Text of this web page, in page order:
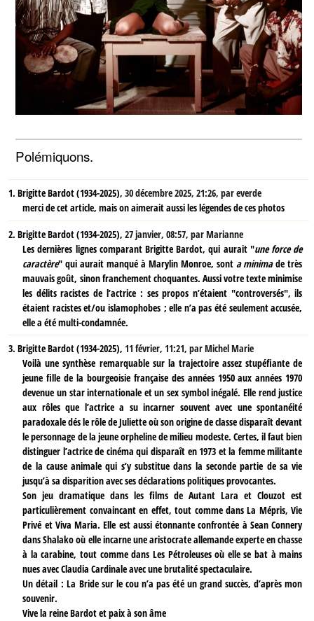
Polémiquons.
1. Brigitte Bardot (1934-2025),30 décembre 2025, 21:26,pareverde
merci de cet article, mais on aimerait aussi les légendes de ces photos
2. Brigitte Bardot (1934-2025),27 janvier, 08:57,parMarianne
Les dernières lignes comparant Brigitte Bardot, qui aurait "une force de
caractère" qui aurait manqué à Marylin Monroe, sont a minimade très
mauvais goût, sinon franchement choquantes. Aussi votre texte minimise
les délits racistes de l’actrice : ses propos n’étaient "controversés", ils
étaient racistes et/ou islamophobes ; elle n’a pas été seulement accusée,
elle a été multi-condamnée.
3. Brigitte Bardot (1934-2025),11 février, 11:21,parMichel Marie
Voilà une synthèse remarquable sur la trajectoire assez stupéfiante de
jeune fille de la bourgeoisie française des années 1950 aux années 1970
devenue un star internationale et un sex symbol inégalé. Elle rend justice
aux rôles que l’actrice a su incarner souvent avec une spontanéité
paradoxale dés le rôle de Juliette où son origine de classe disparaît devant
le personnage de la jeune orpheline de milieu modeste. Certes, il faut bien
distinguer l’actrice de cinéma qui disparaît en 1973 et la femme militante
de la cause animale qui s’y substitue dans la seconde partie de sa vie
jusqu’à sa disparition avec ses déclarations politiques provocantes.
Son jeu dramatique dans les films de Autant Lara et Clouzot est
particulièrement convaincant en effet, tout comme dans La Mépris, Vie
Privé et Viva Maria. Elle est aussi étonnante confrontée à Sean Connery
dans Shalako où elle incarne une aristocrate allemande experte en chasse
à la carabine, tout comme dans Les Pétroleuses où elle se bat à mains
nues avec Claudia Cardinale avec une brutalité spectaculaire.
Un détail : La Bride sur le cou n’a pas été un grand succès, d’après mon
souvenir.
Vive la reine Bardot et paix à son âme